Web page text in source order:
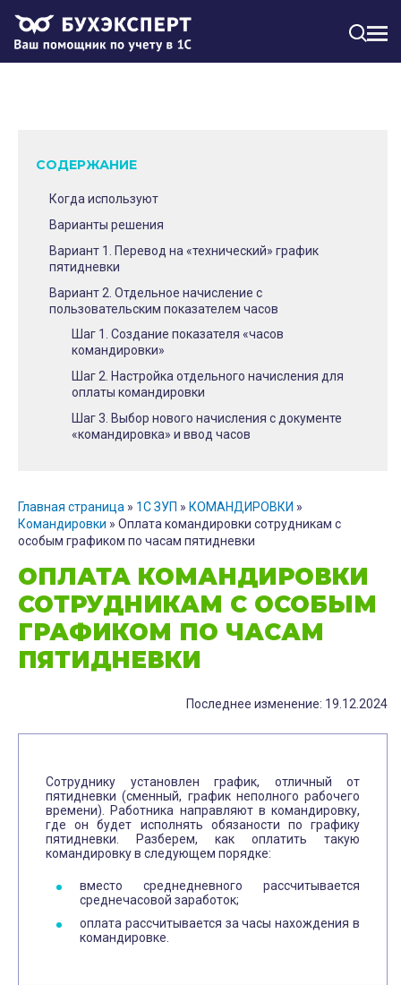
Главная страница » 1С ЗУП » КОМАНДИРОВКИ »
Командировки » Оплата командировки сотрудникам с
особым графиком по часам пятидневки
ОПЛАТА КОМАНДИРОВКИ
СОТРУДНИКАМ С ОСОБЫМ
ГРАФИКОМ ПО ЧАСАМ
ПЯТИДНЕВКИ
Последнее изменение: 19.12.2024
Сотруднику установлен график, отличный от
пятидневки (сменный, график неполного рабочего
времени). Работника направляют в командировку,
где он будет исполнять обязаности по графику
пятидневки. Разберем, как оплатить такую
командировку в следующем порядке:
вместо среднедневного рассчитывается
среднечасовой заработок;
оплата рассчитывается за часы нахождения в
командировке.
СОДЕРЖАНИЕ
Когда используют
Варианты решения
Вариант 1. Перевод на «технический» график
пятидневки
Вариант 2. Отдельное начисление с
пользовательским показателем часов
Шаг 1. Создание показателя «часов
командировки»
Шаг 2. Настройка отдельного начисления для
оплаты командировки
Шаг 3. Выбор нового начисления с документе
«командировка» и ввод часов